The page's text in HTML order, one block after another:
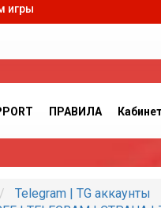
игры
ПРАВИЛА
Telegram | TG аккаунты